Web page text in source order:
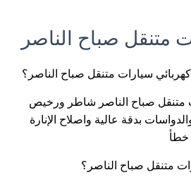
متنقل صباح الناصر
سيارات متنقل صباح الناصر؟
متنقل صباح الناصر شاطر ورخيص
بدقة عالية واصلاح الإنارة
خطأ
متنقل صباح الناصر؟